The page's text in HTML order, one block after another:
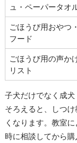
ュ・ペーパータオ
ごほうび用おやつ・
フード
ごほうび用の声か
リスト
子犬だけでなく成
そろえると、しつ
くなります。教室
時に相談してから購